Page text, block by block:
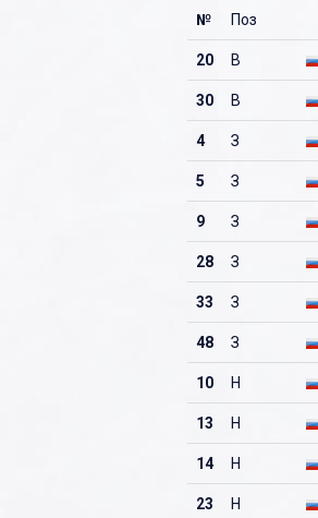
№ Поз
20 В
30 В
4 З
5 З
9 З
28 З
33 З
48 З
10 Н
13 Н
14 Н
23 Н